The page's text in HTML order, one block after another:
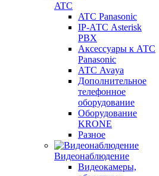
ATC
ATC Panasonic
IP-АТС Asterisk
PBX
Аксессуары к АТС
Panasonic
АТС Avaya
Дополнительное
телефонное
оборудование
Оборудование
KRONE
Разное
Видеонаблюдение
Видеокамеры,